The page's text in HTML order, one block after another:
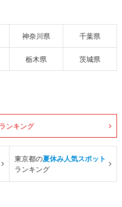
神奈川県 千葉県
栃木県 茨城県
ランキング
東京都の夏休み人気スポット
ランキング